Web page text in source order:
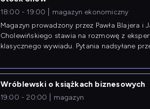
18:00 - 19:00
magazyn ekonomiczny
Magazyn prowadzony przez Pawła Blajera i
Cholewińskiego stawia na rozmowę z
klasycznego wywiadu. Pytania nadsyłane
Wróblewski o książkach biznesowych
19:00 - 20:00 magazyn